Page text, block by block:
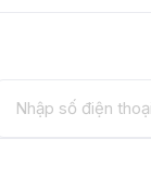
mức giá khoảng
có thể sở hữu
của mình.
3M -
hãng, bạn có